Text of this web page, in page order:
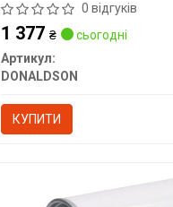
0 відгуків
1 377 ₴
сьогодні
Артикул:
DONALDSON
КУПИТИ